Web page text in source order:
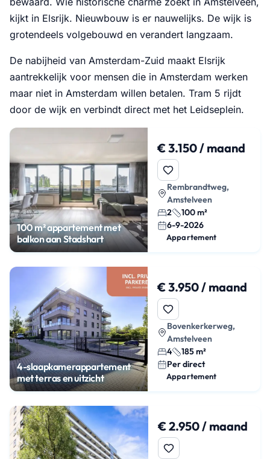
kijkt in Elsrijk. Nieuwbouw is er nauwelijks. De wijk is
grotendeels volgebouwd en verandert langzaam.
De nabijheid van Amsterdam-Zuid maakt Elsrijk
aantrekkelijk voor mensen die in Amsterdam werken
maar niet in Amsterdam willen betalen. Tram 5 rijdt
door de wijk en verbindt direct met het Leidseplein.
100 m² appartement met
balkon aan Stadshart
€ 3.150 / maand
Rembrandtweg,
Amstelveen
2
100 m²
6-9-2026
Appartement
4-slaapkamerappartement
met terras en uitzicht
€ 3.950 / maand
Bovenkerkerweg,
Amstelveen
4
185 m²
Per direct
Appartement
€ 2.950 / maand